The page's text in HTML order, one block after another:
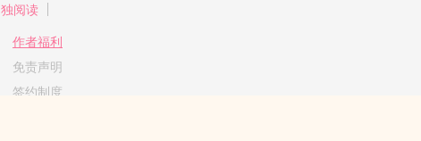
独阅读
作者福利
免责声明
签约制度